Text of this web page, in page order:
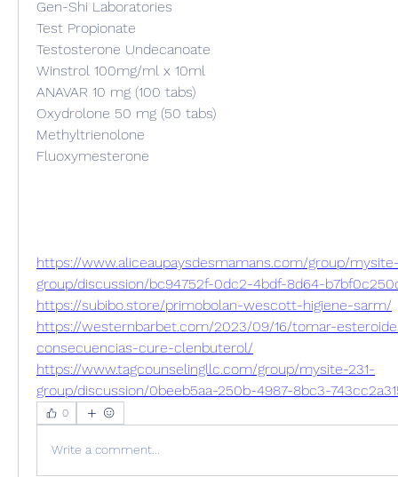
Gen-Shi Laboratories
Test Propionate
Testosterone Undecanoate
Winstrol 100mg/ml x 10ml
ANAVAR 10 mg (100 tabs)
Oxydrolone 50 mg (50 tabs)
Methyltrienolone
Fluoxymesterone
https://www.aliceaupaysdesmamans.com/group/
group/discussion/bc94752f-0dc2-4bdf-8d64-
https://subibo.store/primobolan-wescott-higiene-sarm/
https://westernbarbet.com/2023/09/16/tomar-
consecuencias-cure-clenbuterol/
https://www.tagcounselingllc.com/group/mysite-231-
group/discussion/0beeb5aa-250b-4987-8bc3-
0
Write a comment...